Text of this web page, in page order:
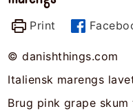
Print
© danishthings.com
Italiensk marengs
Brug pink grape